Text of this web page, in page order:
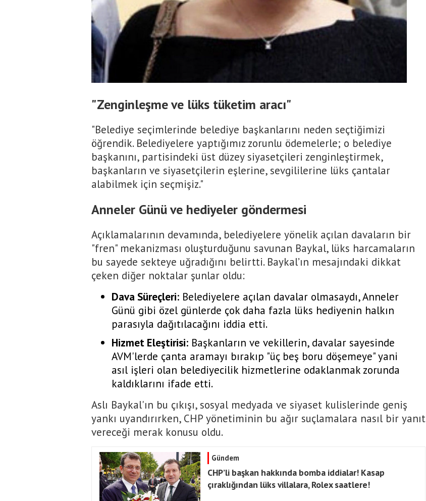
"Zenginleşme ve lüks tüketim aracı"
"Belediye seçimlerinde belediye başkanlarını neden seçtiğimizi
öğrendik. Belediyelere yaptığımız zorunlu ödemelerle; o belediye
başkanını, partisindeki üst düzey siyasetçileri zenginleştirmek,
başkanların ve siyasetçilerin eşlerine, sevgililerine lüks çantalar
alabilmek için seçmişiz."
Anneler Günü ve hediyeler göndermesi
Açıklamalarının devamında, belediyelere yönelik açılan davaların bir
"fren" mekanizması oluşturduğunu savunan Baykal, lüks harcamaların
bu sayede sekteye uğradığını belirtti. Baykal’ın mesajındaki dikkat
çeken diğer noktalar şunlar oldu:
Dava Süreçleri: Belediyelere açılan davalar olmasaydı, Anneler
Günü gibi özel günlerde çok daha fazla lüks hediyenin halkın
parasıyla dağıtılacağını iddia etti.
Hizmet Eleştirisi: Başkanların ve vekillerin, davalar sayesinde
AVM'lerde çanta aramayı bırakıp "üç beş boru döşemeye" yani
asıl işleri olan belediyecilik hizmetlerine odaklanmak zorunda
kaldıklarını ifade etti.
Aslı Baykal'ın bu çıkışı, sosyal medyada ve siyaset kulislerinde geniş
yankı uyandırırken, CHP yönetiminin bu ağır suçlamalara nasıl bir yanıt
vereceği merak konusu oldu.
Gündem
CHP’li başkan hakkında bomba iddialar! Kasap
çıraklığından lüks villalara, Rolex saatlere!